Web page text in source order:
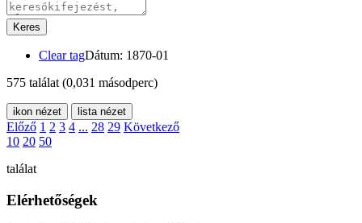
Keres
Clear tagDátum: 1870-01
575 találat (0,031 másodperc)
ikon nézet lista nézet
Előző 1 2 3 4 ... 28 29 Következő
10 20 50
találat
Elérhetőségek